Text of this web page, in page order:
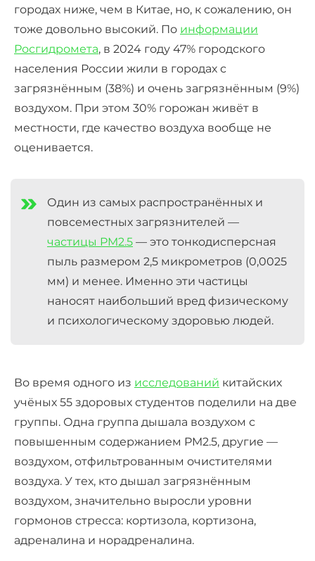
городах ниже, чем в Китае, но, к сожалению, он
тоже довольно высокий. По информации
Росгидромета, в 2024 году 47% городского
населения России жили в городах с
загрязнённым (38%) и очень загрязнённым (9%)
воздухом. При этом 30% горожан живёт в
местности, где качество воздуха вообще не
оценивается.
Один из самых распространённых и
повсеместных загрязнителей —
частицы PM2.5 — это тонкодисперсная
пыль размером 2,5 микрометров (0,0025
мм) и менее. Именно эти частицы
наносят наибольший вред физическому
и психологическому здоровью людей.
Во время одного из исследований китайских
учёных 55 здоровых студентов поделили на две
группы. Одна группа дышала воздухом с
повышенным содержанием PM2.5, другие —
воздухом, отфильтрованным очистителями
воздуха. У тех, кто дышал загрязнённым
воздухом, значительно выросли уровни
гормонов стресса: кортизола, кортизона,
адреналина и норадреналина.